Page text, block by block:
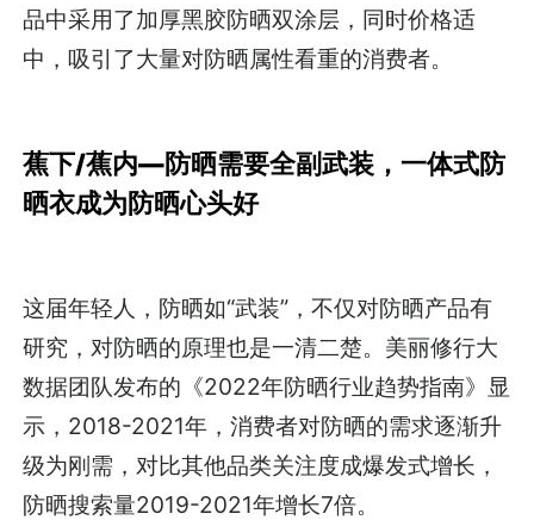
品中采用了加厚黑胶防晒双涂层，同时价格适
中，吸引了大量对防晒属性看重的消费者。
蕉下/蕉内—防晒需要全副武装，一体式防
晒衣成为防晒心头好
这届年轻人，防晒如“武装”，不仅对防晒产品有
研究，对防晒的原理也是一清二楚。美丽修行大
数据团队发布的《2022年防晒行业趋势指南》显
示，2018-2021年，消费者对防晒的需求逐渐升
级为刚需，对比其他品类关注度成爆发式增长，
防晒搜索量2019-2021年增长7倍。